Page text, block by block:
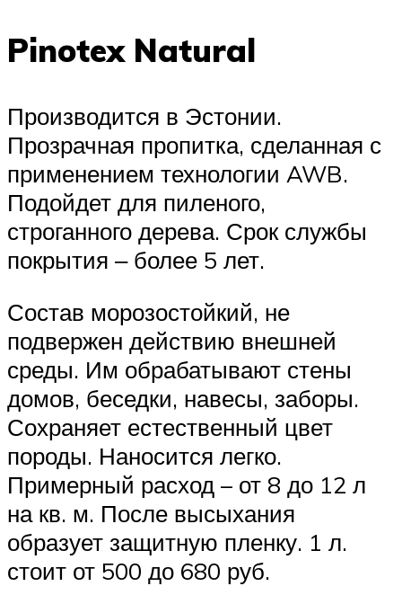
Pinotex Natural
Производится в Эстонии.
Прозрачная пропитка, сделанная с
применением технологии AWB.
Подойдет для пиленого,
строганного дерева. Срок службы
покрытия ‒ более 5 лет.
Состав морозостойкий, не
подвержен действию внешней
среды. Им обрабатывают стены
домов, беседки, навесы, заборы.
Сохраняет естественный цвет
породы. Наносится легко.
Примерный расход – от 8 до 12 л
на кв. м. После высыхания
образует защитную пленку. 1 л.
стоит от 500 до 680 руб.